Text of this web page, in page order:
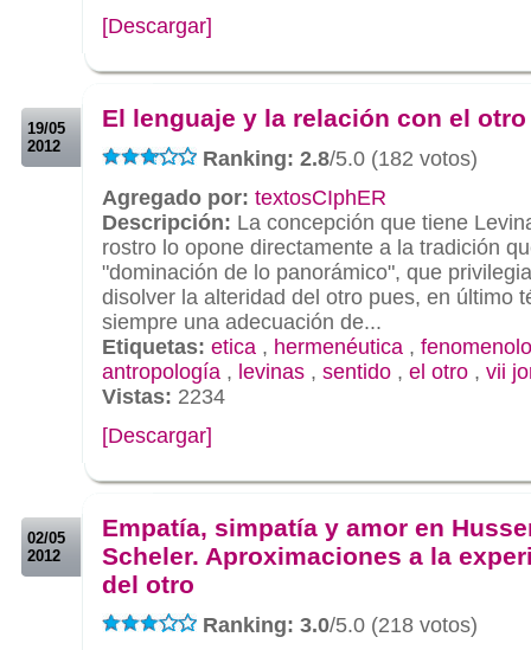
[Descargar]
19/05
2012
El lenguaje y la relación con el otro
Ranking: 2.8/5.0 (182 votos)
Agregado por: textosCIphER
Descripción: La concepción que tiene
rostro lo opone directamente a la tradición
"dominación de lo panorámico", que
disolver la alteridad del otro pues, en último
siempre una adecuación de...
Etiquetas: etica , hermenéutica ,
antropología , levinas , sentido , el otro , vii
Vistas: 2234
[Descargar]
02/05
2012
Empatía, simpatía y amor en
Scheler. Aproximaciones a la
del otro
Ranking: 3.0/5.0 (218 votos)